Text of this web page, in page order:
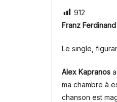
912
Franz Ferdinand
Le single,
Alex Kapranos
ma chambre à
chanson est